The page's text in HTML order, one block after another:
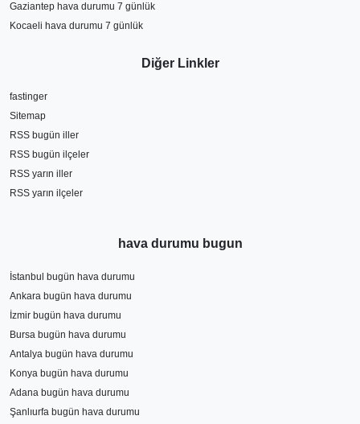
Gaziantep hava durumu 7 günlük
Kocaeli hava durumu 7 günlük
Diğer Linkler
fastinger
Sitemap
RSS bugün iller
RSS bugün ilçeler
RSS yarın iller
RSS yarın ilçeler
hava durumu bugun
İstanbul bugün hava durumu
Ankara bugün hava durumu
İzmir bugün hava durumu
Bursa bugün hava durumu
Antalya bugün hava durumu
Konya bugün hava durumu
Adana bugün hava durumu
Şanlıurfa bugün hava durumu